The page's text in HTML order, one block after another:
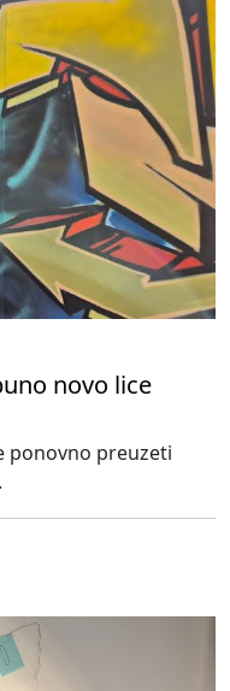
novo lice
ponovno preuzeti